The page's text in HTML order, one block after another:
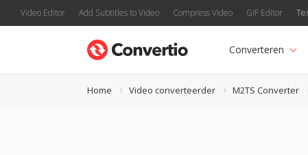
Video Editor Add Subtitles to Video Compress Video GIF Editor
Converteren
Home Video converteerder M2TS Converter